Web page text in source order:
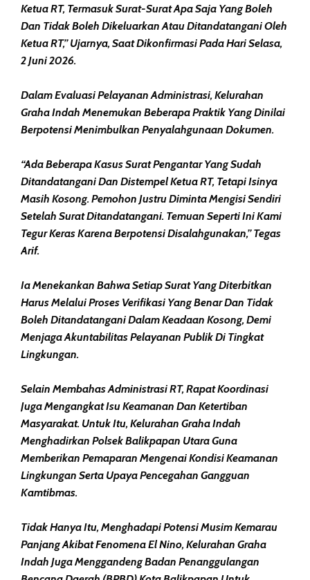
Ketua RT, Termasuk Surat-Surat Apa Saja Yang Boleh
Dan Tidak Boleh Dikeluarkan Atau Ditandatangani Oleh
Ketua RT,” Ujarnya, Saat Dikonfirmasi Pada Hari Selasa,
2 Juni 2026.
Dalam Evaluasi Pelayanan Administrasi, Kelurahan
Graha Indah Menemukan Beberapa Praktik Yang Dinilai
Berpotensi Menimbulkan Penyalahgunaan Dokumen.
“Ada Beberapa Kasus Surat Pengantar Yang Sudah
Ditandatangani Dan Distempel Ketua RT, Tetapi Isinya
Masih Kosong. Pemohon Justru Diminta Mengisi Sendiri
Setelah Surat Ditandatangani. Temuan Seperti Ini Kami
Tegur Keras Karena Berpotensi Disalahgunakan,” Tegas
Arif.
Ia Menekankan Bahwa Setiap Surat Yang Diterbitkan
Harus Melalui Proses Verifikasi Yang Benar Dan Tidak
Boleh Ditandatangani Dalam Keadaan Kosong, Demi
Menjaga Akuntabilitas Pelayanan Publik Di Tingkat
Lingkungan.
Selain Membahas Administrasi RT, Rapat Koordinasi
Juga Mengangkat Isu Keamanan Dan Ketertiban
Masyarakat. Untuk Itu, Kelurahan Graha Indah
Menghadirkan Polsek Balikpapan Utara Guna
Memberikan Pemaparan Mengenai Kondisi Keamanan
Lingkungan Serta Upaya Pencegahan Gangguan
Kamtibmas.
Tidak Hanya Itu, Menghadapi Potensi Musim Kemarau
Panjang Akibat Fenomena El Nino, Kelurahan Graha
Indah Juga Menggandeng Badan Penanggulangan